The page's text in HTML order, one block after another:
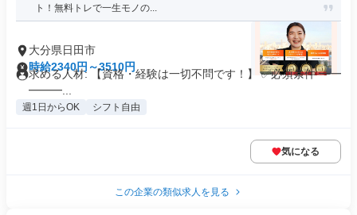
ト！無料トレで一生モノの...
大分県日田市
時給2340円～3510円
求める人材: 【資格・経験は一切不問です！】 ✅必須条件 ━━
━━━...
週1日からOK シフト自由
気になる
この企業の類似求人を見る